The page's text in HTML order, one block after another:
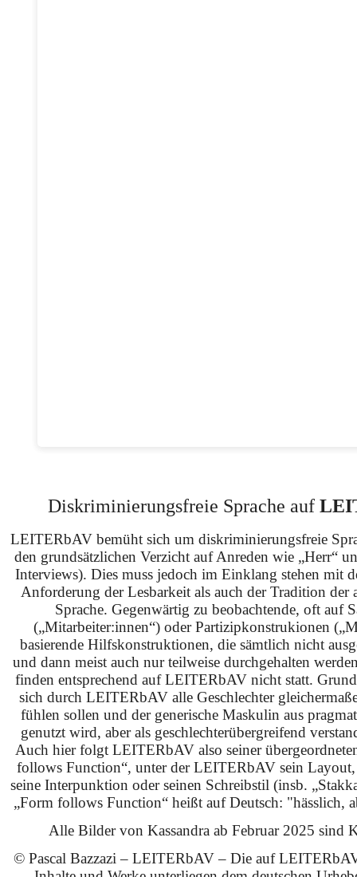
Diskriminierungsfreie Sprache auf
LEITERbAV bemüht sich um diskriminierungsfreie
den grundsätzlichen Verzicht auf Anreden wie „Herr“
Interviews). Dies muss jedoch im Einklang stehen mit
Anforderung der Lesbarkeit als auch der Tradition der
Sprache. Gegenwärtig zu beobachtende, oft auf
(„Mitarbeiter:innen“) oder Partizipkonstrukionen
basierende Hilfskonstruktionen, die sämtlich nicht
und dann meist auch nur teilweise durchgehalten
finden entsprechend auf LEITERbAV nicht statt.
sich durch LEITERbAV alle Geschlechter
fühlen sollen und der generische Maskulin aus
genutzt wird, aber als geschlechterübergreifend
Auch hier folgt LEITERbAV also seiner
follows Function“, unter der LEITERbAV sein Layout,
seine Interpunktion oder seinen Schreibstil (insb.
„Form follows Function“ heißt auf Deutsch: "hässlich,
Alle Bilder von Kassandra ab Februar 2025 sind
© Pascal Bazzazi – LEITERbAV – Die auf